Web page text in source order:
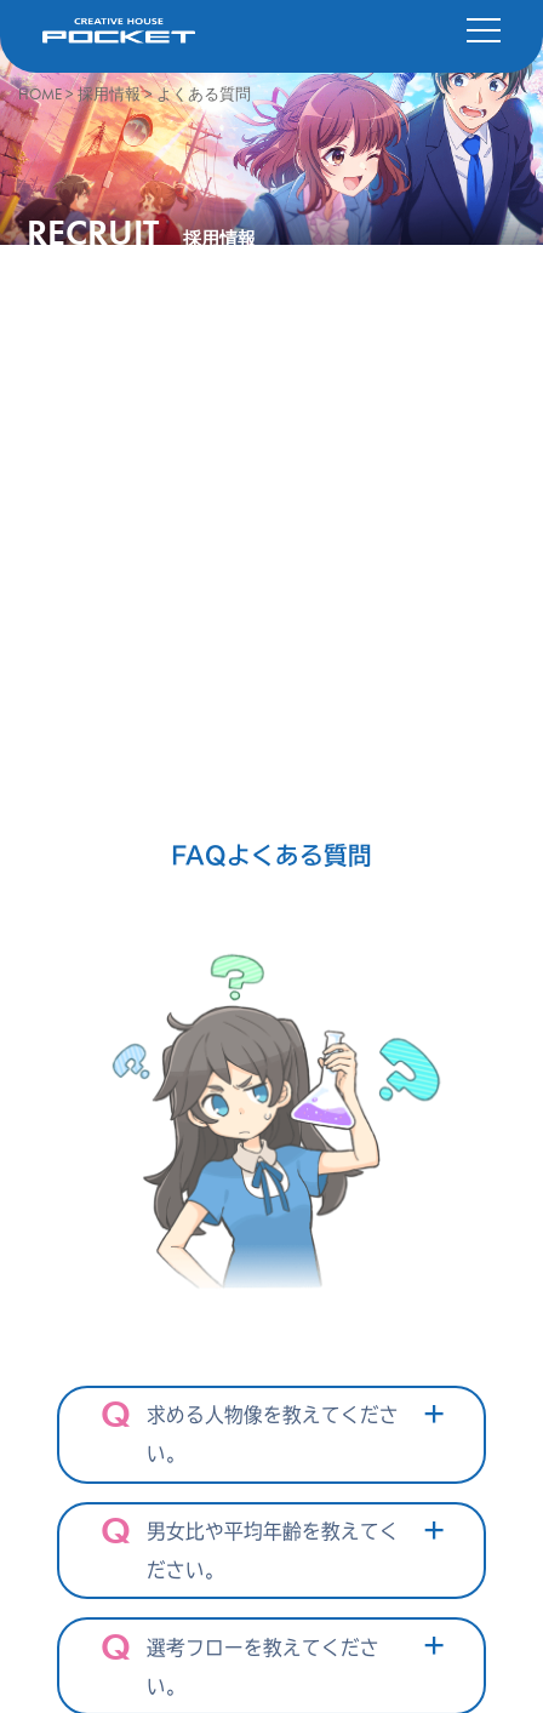
HOME>採用情報>よくある質問
RECRUIT 採用情報
FAQよくある質問
求める⼈物像を教えてくださ
い。
男⼥⽐や平均年齢を教えてく
ださい。
選考フローを教えてくださ
い。